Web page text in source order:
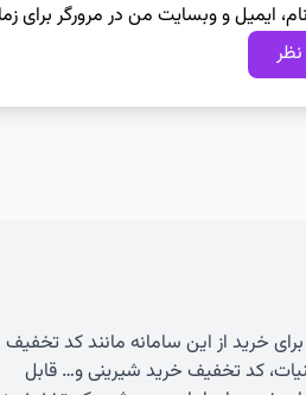
ایمیل و وبسایت من در مرورگر برای
برای خرید از این سامانه مانند کد تخفیف
کد تخفیف خرید شیرینی و… قابل